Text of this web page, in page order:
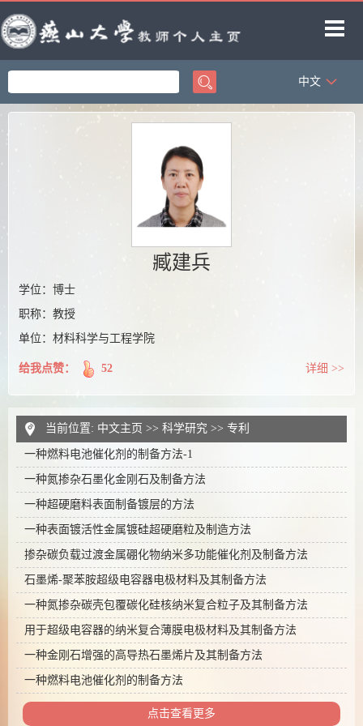
首页
科学研究
中文
臧建兵
学位：博士
职称：教授
单位：材料科学与工程学院
给我点赞： 52 详细 >>
当前位置: 中文主页 >> 科学研究 >> 专利
一种燃料电池催化剂的制备方法-1
一种氮掺杂石墨化金刚石及制备方法
一种超硬磨料表面制备镀层的方法
一种表面镀活性金属镀硅超硬磨粒及制造方法
掺杂碳负载过渡金属硼化物纳米多功能催化剂及制备方法
石墨烯-聚苯胺超级电容器电极材料及其制备方法
一种氮掺杂碳壳包覆碳化硅核纳米复合粒子及其制备方法
用于超级电容器的纳米复合薄膜电极材料及其制备方法
一种金刚石增强的高导热石墨烯片及其制备方法
一种燃料电池催化剂的制备方法
点击查看更多